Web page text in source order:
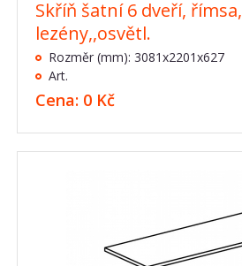
Skříň šatní 6 dveří, římsa,
lezény,,osvětl.
Rozměr (mm): 3081x2201x627
Art.
Cena: 0 Kč